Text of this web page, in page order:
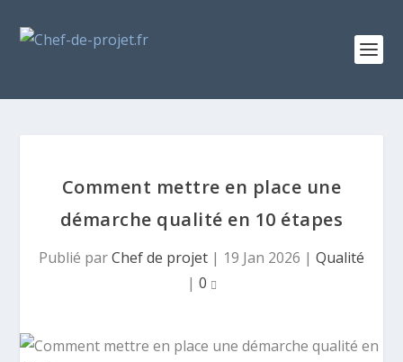
Comment mettre en place une
démarche qualité en 10 étapes
Publié parChef de projet | 19 Jan 2026 | Qualité
| 0